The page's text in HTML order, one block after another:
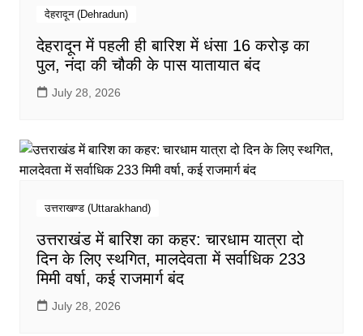
देहरादून (Dehradun)
देहरादून में पहली ही बारिश में धंसा 16 करोड़ का
पुल, नंदा की चौकी के पास यातायात बंद
July 28, 2026
उत्तराखण्ड (Uttarakhand)
उत्तराखंड में बारिश का कहर: चारधाम यात्रा दो
दिन के लिए स्थगित, मालदेवता में सर्वाधिक 233
मिमी वर्षा, कई राजमार्ग बंद
July 28, 2026